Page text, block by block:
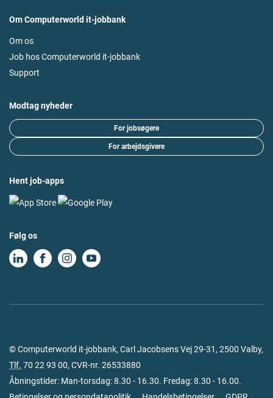
Om Computerworld it-jobbank
Om os
Job hos Computerworld it-jobbank
Support
Modtag nyheder
For jobsøgere
For arbejdsgivere
Hent job-apps
Følg os
© Computerworld it-jobbank, Carl Jacobsens Vej 29-31, 2500 Valby,
Tlf. 70 22 93 00, CVR-nr. 26533880
Åbningstider: Man-torsdag: 8.30 - 16.30. Fredag: 8.30 - 16.00.